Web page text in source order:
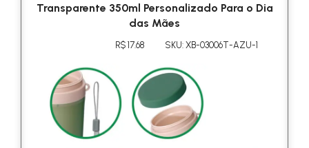
Transparente 350ml Personalizado Para o Dia
das Mães
R$ 17.68 SKU: XB-03006T-AZU-1